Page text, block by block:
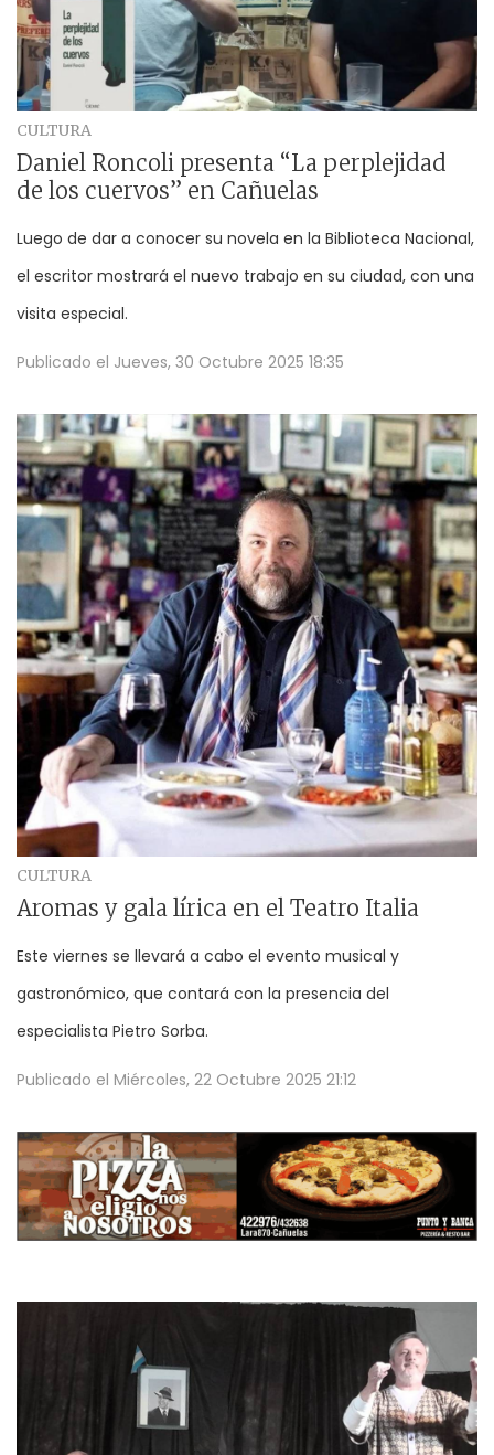
CULTURA
Daniel Roncoli presenta “La perplejidad
de los cuervos” en Cañuelas
Luego de dar a conocer su novela en la Biblioteca Nacional,
el escritor mostrará el nuevo trabajo en su ciudad, con una
visita especial.
Publicado el Jueves, 30 Octubre 2025 18:35
CULTURA
Aromas y gala lírica en el Teatro Italia
Este viernes se llevará a cabo el evento musical y
gastronómico, que contará con la presencia del
especialista Pietro Sorba.
Publicado el Miércoles, 22 Octubre 2025 21:12